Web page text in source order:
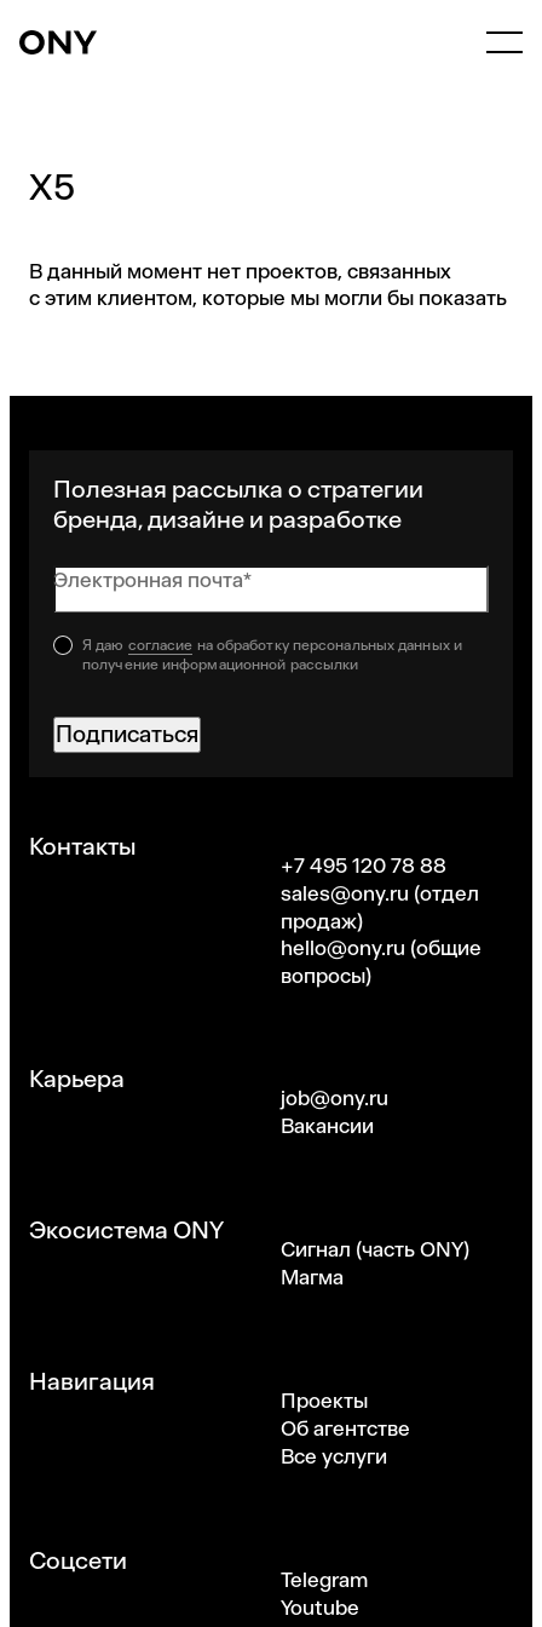
X5
В данный момент нет проектов, связанных
с этим клиентом, которые мы могли бы показать
Полезная рассылка о стратегии
бренда, дизайне и разработке
Электронная почта*
Я даю согласие на обработку персональных данных и
получение информационной рассылки
Подписаться
Контакты
+7 495 120 78 88
sales@ony.ru (отдел
продаж)
hello@ony.ru (общие
вопросы)
Карьера
job@ony.ru
Вакансии
Экосистема ONY
Сигнал (часть ONY)
Магма
Навигация
Проекты
Об агентстве
Все услуги
Соцсети
Telegram
Youtube